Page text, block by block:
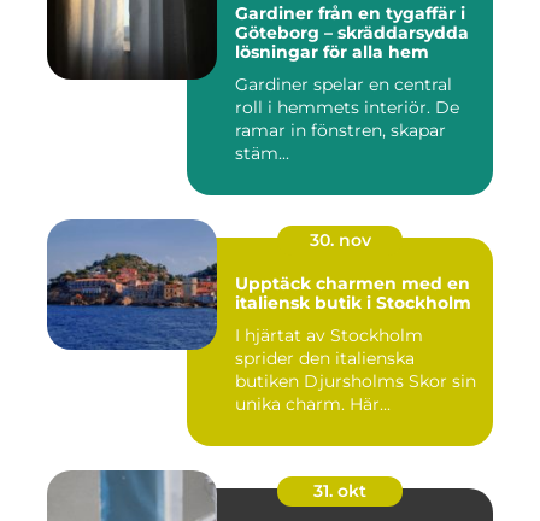
Gardiner från en tygaffär i
Göteborg – skräddarsydda
lösningar för alla hem
Gardiner spelar en central
roll i hemmets interiör. De
ramar in fönstren, skapar
stäm...
30. nov
Upptäck charmen med en
italiensk butik i Stockholm
I hjärtat av Stockholm
sprider den italienska
butiken Djursholms Skor sin
unika charm. Här...
31. okt